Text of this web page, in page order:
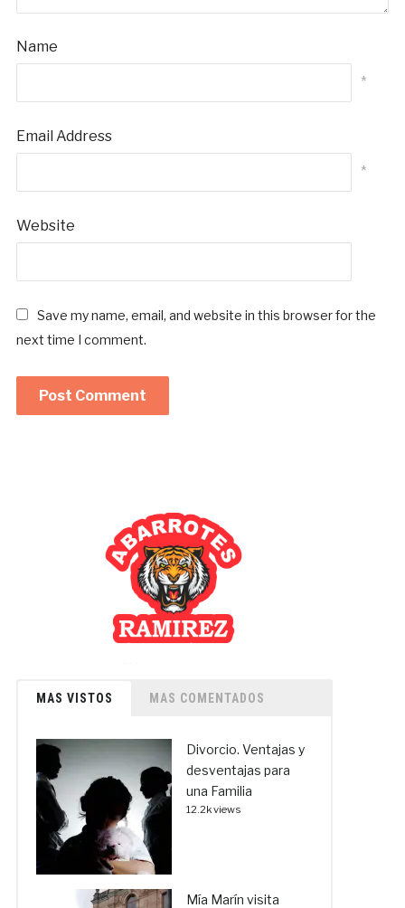
Name
*
Email Address
*
Website
Save my name, email, and website in this browser for the
next time I comment.
MAS VISTOS MAS COMENTADOS
Divorcio. Ventajas y
desventajas para
una Familia
12.2k views
Mía Marín visita